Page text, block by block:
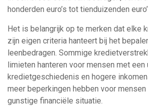
honderden euro’s tot tienduizenden
Het is belangrijk op te merken dat elke
zijn eigen criteria hanteert bij het
leenbedragen. Sommige
limieten hanteren voor mensen met
kredietgeschiedenis en hogere
meer beperkingen hebben voor
gunstige financiële situatie.